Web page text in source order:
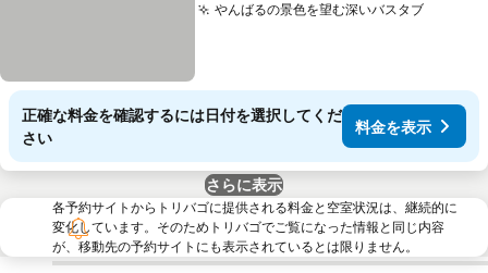
やんばるの景色を望む深いバスタブ
正確な料金を確認するには日付を選択してくだ
さい
料金を表示
さらに表示
各予約サイトからトリバゴに提供される料金と空室状況は、継続的に
変化しています。そのためトリバゴでご覧になった情報と同じ内容
が、移動先の予約サイトにも表示されているとは限りません。